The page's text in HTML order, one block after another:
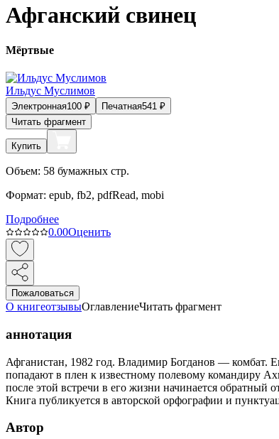
Афганский свинец
Мёртвые
Ильдус Муслимов
Электронная100 ₽ Печатная541 ₽
Читать фрагмент
Купить
Объем: 58 бумажных стр.
Формат: epub, fb2, pdfRead, mobi
Подробнее
0.00Оценить
Пожаловаться
О книгеотзывыОглавлениеЧитать фрагмент
аннотация
Афганистан, 1982 год. Владимир Богданов — комбат.
попадают в плен к известному полевому командиру
после этой встречи в его жизни начинается обратный
Книга публикуется в авторской орфографии и
Автор